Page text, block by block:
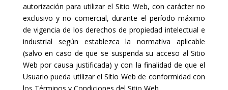
autorización para utilizar el Sitio Web, con carácter no
exclusivo y no comercial, durante el período máximo
de vigencia de los derechos de propiedad intelectual e
industrial según establezca la normativa aplicable
(salvo en caso de que se suspenda su acceso al Sitio
Web por causa justificada) y con la finalidad de que el
Usuario pueda utilizar el Sitio Web de conformidad con